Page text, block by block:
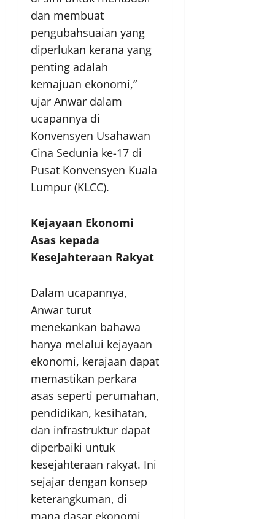
dan membuat
pengubahsuaian yang
diperlukan kerana yang
penting adalah
kemajuan ekonomi,”
ujar Anwar dalam
ucapannya di
Konvensyen Usahawan
Cina Sedunia ke-17 di
Pusat Konvensyen Kuala
Lumpur (KLCC).
Kejayaan Ekonomi
Asas kepada
Kesejahteraan Rakyat
Dalam ucapannya,
Anwar turut
menekankan bahawa
hanya melalui kejayaan
ekonomi, kerajaan dapat
memastikan perkara
asas seperti perumahan,
pendidikan, kesihatan,
dan infrastruktur dapat
diperbaiki untuk
kesejahteraan rakyat. Ini
sejajar dengan konsep
keterangkuman, di